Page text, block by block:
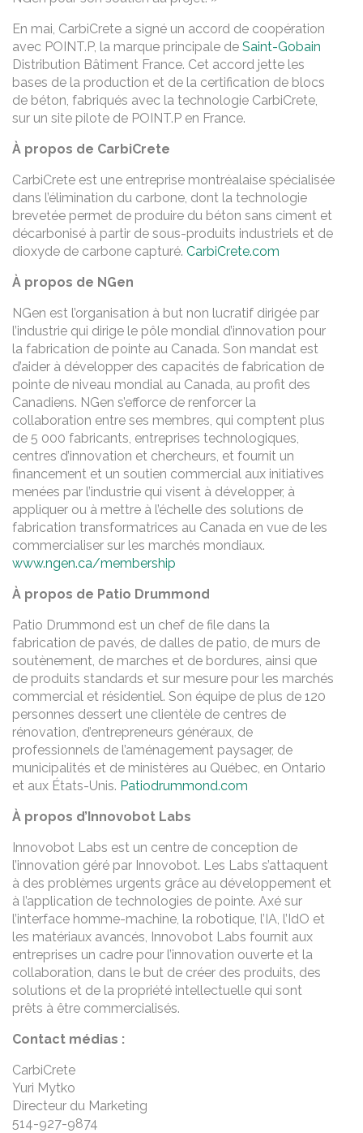
En mai, CarbiCrete a signé un accord de coopération
avec POINT.P, la marque principale de Saint-Gobain
Distribution Bâtiment France. Cet accord jette les
bases de la production et de la certification de blocs
de béton, fabriqués avec la technologie CarbiCrete,
sur un site pilote de POINT.P en France.
À propos de CarbiCrete
CarbiCrete est une entreprise montréalaise spécialisée
dans l’élimination du carbone, dont la technologie
brevetée permet de produire du béton sans ciment et
décarbonisé à partir de sous-produits industriels et de
dioxyde de carbone capturé. CarbiCrete.com
À propos de NGen
NGen est l’organisation à but non lucratif dirigée par
l’industrie qui dirige le pôle mondial d’innovation pour
la fabrication de pointe au Canada. Son mandat est
d’aider à développer des capacités de fabrication de
pointe de niveau mondial au Canada, au profit des
Canadiens. NGen s’efforce de renforcer la
collaboration entre ses membres, qui comptent plus
de 5 000 fabricants, entreprises technologiques,
centres d’innovation et chercheurs, et fournit un
financement et un soutien commercial aux initiatives
menées par l’industrie qui visent à développer, à
appliquer ou à mettre à l’échelle des solutions de
fabrication transformatrices au Canada en vue de les
commercialiser sur les marchés mondiaux.
www.ngen.ca/membership
À propos de Patio Drummond
Patio Drummond est un chef de file dans la
fabrication de pavés, de dalles de patio, de murs de
soutènement, de marches et de bordures, ainsi que
de produits standards et sur mesure pour les marchés
commercial et résidentiel. Son équipe de plus de 120
personnes dessert une clientèle de centres de
rénovation, d’entrepreneurs généraux, de
professionnels de l’aménagement paysager, de
municipalités et de ministères au Québec, en Ontario
et aux États-Unis. Patiodrummond.com
À propos d’Innovobot Labs
Innovobot Labs est un centre de conception de
l’innovation géré par Innovobot. Les Labs s’attaquent
à des problèmes urgents grâce au développement et
à l’application de technologies de pointe. Axé sur
l’interface homme-machine, la robotique, l’IA, l’IdO et
les matériaux avancés, Innovobot Labs fournit aux
entreprises un cadre pour l’innovation ouverte et la
collaboration, dans le but de créer des produits, des
solutions et de la propriété intellectuelle qui sont
prêts à être commercialisés.
Contact médias :
CarbiCrete
Yuri Mytko
Directeur du Marketing
514-927-9874